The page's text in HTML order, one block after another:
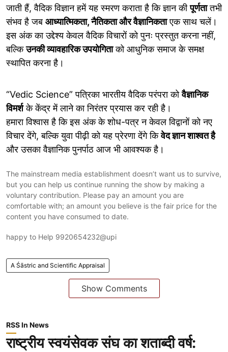
जाती हैं, वैदिक विज्ञान हमें यह स्मरण कराता है कि ज्ञान कीपूर्णतातभी
संभव है जब आध्यात्मिकता, नैतिकता और वैज्ञानिकताएक साथ चलें।
इस अंक का उद्देश्य केवल वैदिक विचारों को पुनः प्रस्तुत करना नहीं,
बल्किउनकी व्यावहारिक उपयोगिताको आधुनिक समाज के समक्ष
स्थापित करना है।
“Vedic Science” पत्रिका भारतीय वैदिक परंपरा कोवैज्ञानिक
विमर्शके केंद्र में लाने का निरंतर प्रयास कर रही है।
हमारा विश्वास है कि इस अंक के शोध-पत्र न केवल विद्वानों को नए
विचार देंगे, बल्कि युवा पीढ़ी को यह प्रेरणा देंगे किवेद ज्ञान शाश्वत है
और उसका वैज्ञानिक पुनर्पाठ आज भी आवश्यक है।
The mainstream media establishment doesn’t want us to survive,
but you can help us continue running the show by making a
voluntary contribution. Please pay an amount you are
comfortable with; an amount you believe is the fair price for the
content you have consumed to date.
happy to Help 9920654232@upi
A Śāstric and Scientific Appraisal
Show Comments
RSS In News
राष्ट्रीय स्वयंसेवक संघ का शताब्दी वर्ष: